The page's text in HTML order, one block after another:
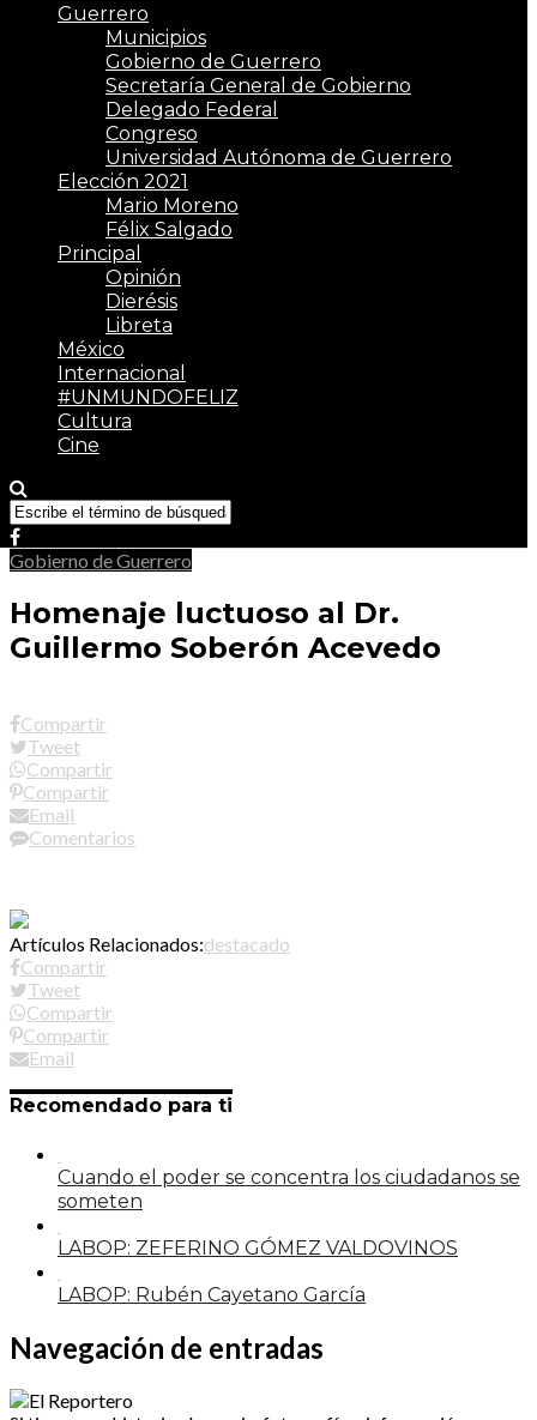
Guerrero
Municipios
Gobierno de Guerrero
Secretaría General de Gobierno
Delegado Federal
Congreso
Universidad Autónoma de Guerrero
Elección 2021
Mario Moreno
Félix Salgado
Principal
Opinión
Dierésis
Libreta
México
Internacional
#UNMUNDOFELIZ
Cultura
Cine
Gobierno de Guerrero
Homenaje luctuoso al Dr.
Guillermo Soberón Acevedo
Compartir
Tweet
Compartir
Compartir
Email
Comentarios
Artículos Relacionados:destacado
Compartir
Tweet
Compartir
Compartir
Email
Recomendado para ti
Cuando el poder se concentra los ciudadanos se
someten
LABOP: ZEFERINO GÓMEZ VALDOVINOS
LABOP: Rubén Cayetano García
Navegación de entradas